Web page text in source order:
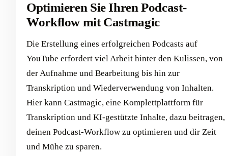
Optimieren Sie Ihren Podcast-
Workflow mit Castmagic
Die Erstellung eines erfolgreichen Podcasts auf
YouTube erfordert viel Arbeit hinter den Kulissen, von
der Aufnahme und Bearbeitung bis hin zur
Transkription und Wiederverwendung von Inhalten.
Hier kann Castmagic, eine Komplettplattform für
Transkription und KI-gestützte Inhalte, dazu beitragen,
deinen Podcast-Workflow zu optimieren und dir Zeit
und Mühe zu sparen.